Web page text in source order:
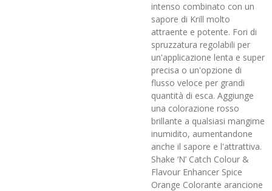
intenso combinato con un
sapore di Krill molto
attraente e potente. Fori di
spruzzatura regolabili per
un'applicazione lenta e super
precisa o un'opzione di
flusso veloce per grandi
quantità di esca. Aggiunge
una colorazione rosso
brillante a qualsiasi mangime
inumidito, aumentandone
anche il sapore e l'attrattiva.
Shake ‘N’ Catch Colour &
Flavour Enhancer Spice
Orange Colorante arancione